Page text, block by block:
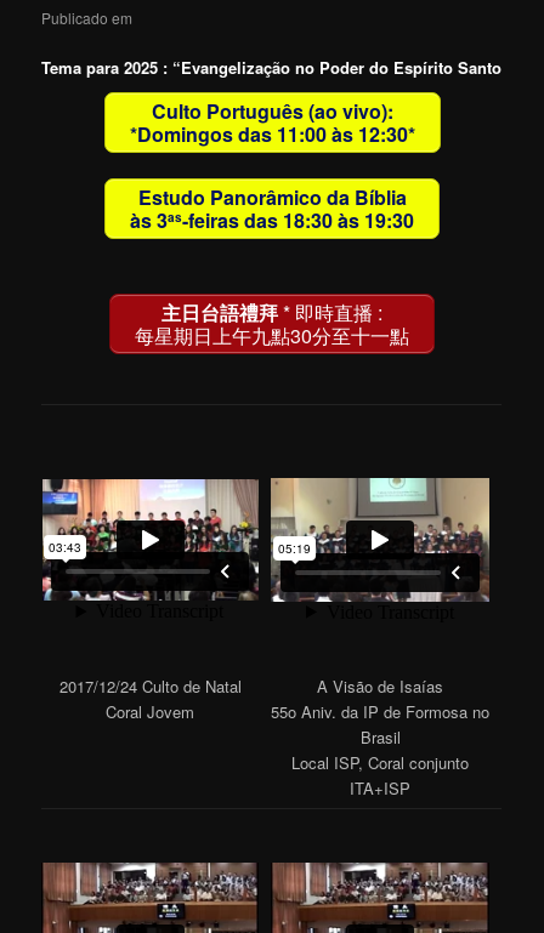
Publicado em
Tema para 2025 : “Evangelização no Poder do Espírito Santo
Culto Português (ao vivo):
*Domingos das 11:00 às 12:30*
Estudo Panorâmico da Bíblia
às 3as-feiras das 18:30 às 19:30
主日台語禮拜* 即時直播 :
每星期日上午九點30分至十一點
2017/12/24 Culto de Natal
Coral Jovem
A Visão de Isaías
55o Aniv. da IP de Formosa no
Brasil
Local ISP, Coral conjunto
ITA+ISP